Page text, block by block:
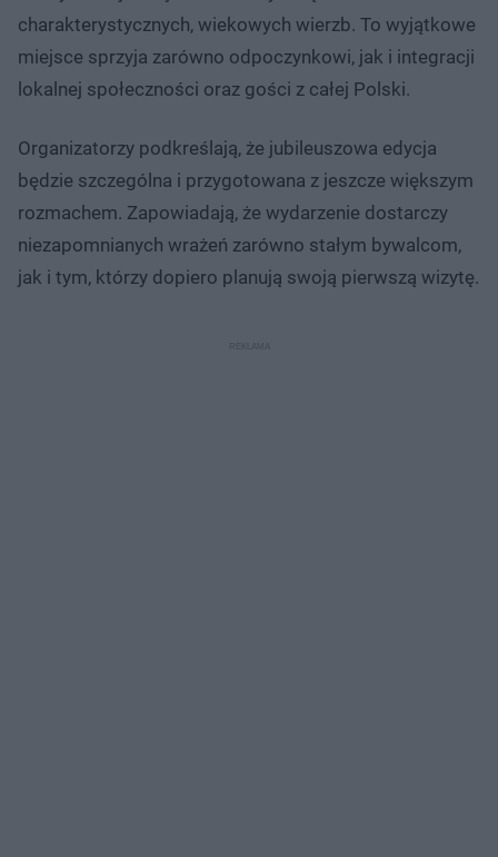
charakterystycznych, wiekowych wierzb. To wyjątkowe
miejsce sprzyja zarówno odpoczynkowi, jak i integracji
lokalnej społeczności oraz gości z całej Polski.
Organizatorzy podkreślają, że jubileuszowa edycja
będzie szczególna i przygotowana z jeszcze większym
rozmachem. Zapowiadają, że wydarzenie dostarczy
niezapomnianych wrażeń zarówno stałym bywalcom,
jak i tym, którzy dopiero planują swoją pierwszą wizytę.